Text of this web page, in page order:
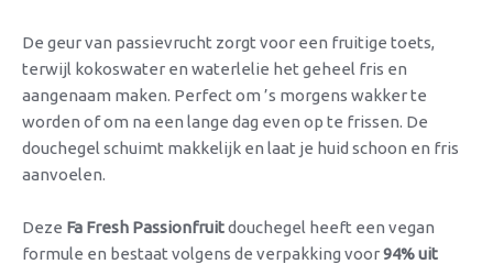
De geur van passievrucht zorgt voor een fruitige toets,
terwijl kokoswater en waterlelie het geheel fris en
aangenaam maken. Perfect om ’s morgens wakker te
worden of om na een lange dag even op te frissen. De
douchegel schuimt makkelijk en laat je huid schoon en fris
aanvoelen.
Deze Fa Fresh Passionfruitdouchegel heeft een vegan
formule en bestaat volgens de verpakking voor94% uit